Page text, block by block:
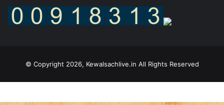
© Copyright 2026, Kewalsachlive.in All Rights Reserved